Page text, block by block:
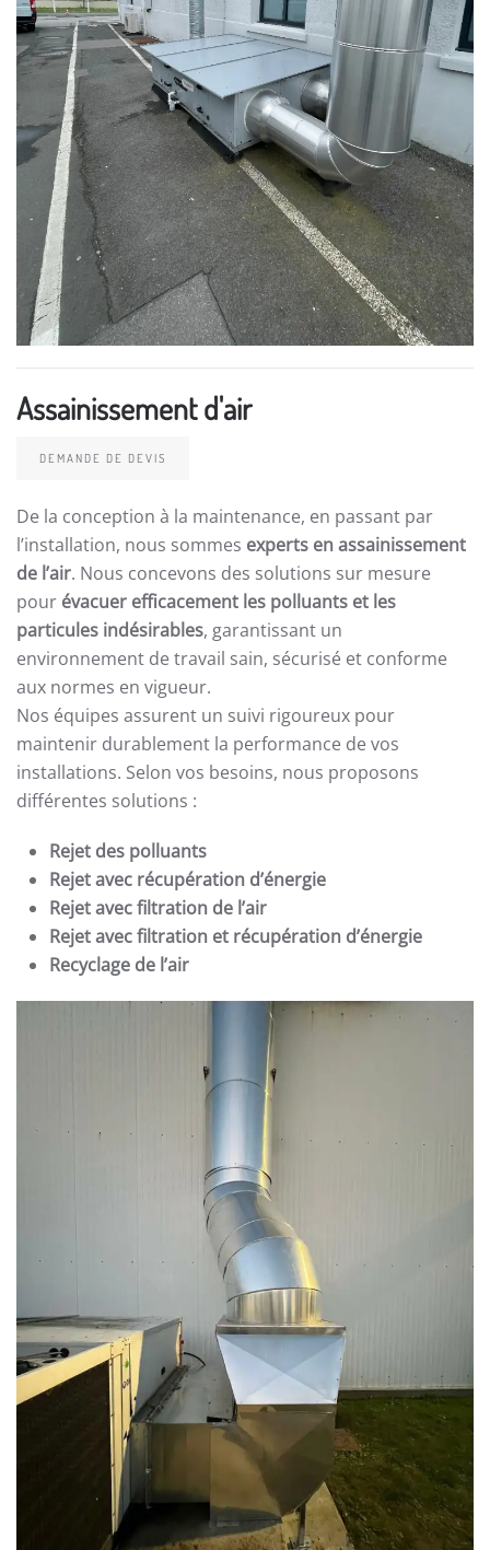
Assainissement d'air
DEMANDE DE DEVIS
De la conception à la maintenance, en passant par
l’installation, nous sommes experts en assainissement
de l’air. Nous concevons des solutions sur mesure
pour évacuer efficacement les polluants et les
particules indésirables, garantissant un
environnement de travail sain, sécurisé et conforme
aux normes en vigueur.
Nos équipes assurent un suivi rigoureux pour
maintenir durablement la performance de vos
installations. Selon vos besoins, nous proposons
différentes solutions :
Rejet des polluants
Rejet avec récupération d’énergie
Rejet avec filtration de l’air
Rejet avec filtration et récupération d’énergie
Recyclage de l’air